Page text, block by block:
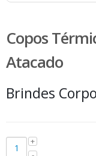
Copos
Atacado
Brindes